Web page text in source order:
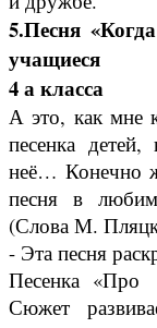
5.Песня
учащиеся
4 а класса
А это, как мне
песенка
неё… Конечно
песня в
(Слова М.
- Эта песня
Песенка «Про
Сюжет